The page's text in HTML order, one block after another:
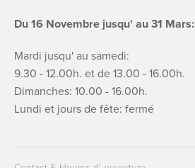
Du 16 Novembre jusqu' au 31 Mars:
Mardi jusqu' au samedi:
9.30 - 12.00h. et de 13.00 - 16.00h.
Dimanches: 10.00 - 16.00h.
Lundi et jours de fête: fermé